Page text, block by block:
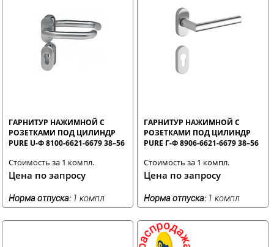
ГАРНИТУР НАЖИМНОЙ С
РОЗЕТКАМИ ПОД ЦИЛИНДР
PURE U-Ф 8100-6621-6679 38–56
СТАЛЬ
Стоимость за 1 компл.
Цена по запросу
Норма отпуска: 1 компл
ГАРНИТУР НАЖИМНОЙ С
РОЗЕТКАМИ ПОД ЦИЛИНДР
PURE Г-Ф 8906-6621-6679 38–56
СТАЛЬ
Стоимость за 1 компл.
Цена по запросу
Норма отпуска: 1 компл